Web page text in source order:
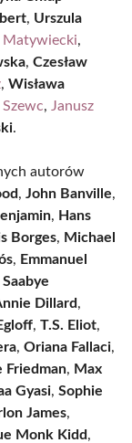
, Urszula
Matywiecki,
, Czesław
, Wisława
, Janusz
.
autorów
, John Banville,
, Hans
Borges, Michael
, Emmanuel
Saabye
Dillard,
, T.S. Eliot,
, Oriana Fallaci,
Friedman, Max
Gyasi, Sophie
James,
Monk Kidd,